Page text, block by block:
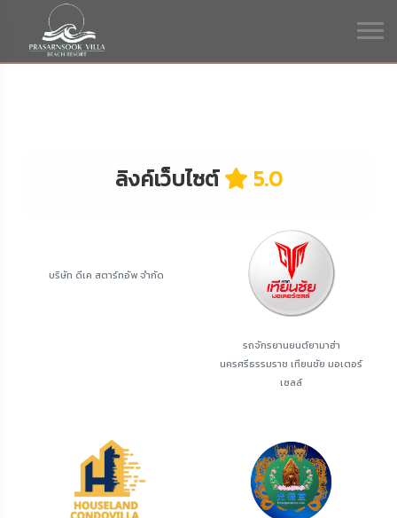
ลิงค์เว็บไซต์ 5.0
บริษัท ดีเค สตาร์ทอัพ จำกัด
รถจักรยานยนต์ยามาฮ่า
นครศรีธรรมราช เทียนชัย มอเตอร์
เซลล์